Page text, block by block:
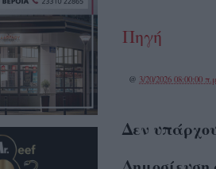
Πηγή
@ 3/20/2026 08:00:00
Δεν